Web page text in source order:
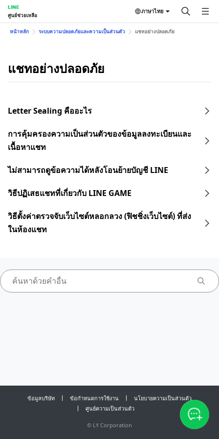
LINE
ศูนย์ช่วยเหลือ
ภาษาไทย
หน้าหลัก ระบบความปลอดภัยและความเป็นส่วนตัว แชทอย่างปลอดภัย
แชทอย่างปลอดภัย
Letter Sealing คืออะไร
การคุ้มครองความเป็นส่วนตัวของข้อมูลลงทะเบียนและ
เนื้อหาแชท
ไม่สามารถดูข้อความได้หลังโอนย้ายบัญชี LINE
วิธีปฏิเสธแชทที่เกี่ยวกับ LINE GAME
วิธีตั้งค่าตรวจจับเว็บไซต์หลอกลวง (ฟิชชิ่งเว็บไซต์) ที่ส่ง
ในห้องแชท
ข้อมูลบริษัท ข้อกำหนดการใช้งาน
นโยบายความเป็นส่วนตัว
ศูนย์ความเป็นส่วนตัว
© LY Corporation